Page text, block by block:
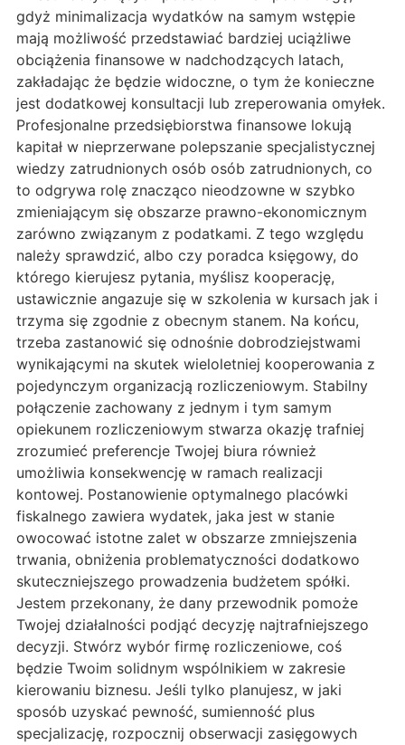
gdyż minimalizacja wydatków na samym wstępie
mają możliwość przedstawiać bardziej uciążliwe
obciążenia finansowe w nadchodzących latach,
zakładając że będzie widoczne, o tym że konieczne
jest dodatkowej konsultacji lub zreperowania omyłek.
Profesjonalne przedsiębiorstwa finansowe lokują
kapitał w nieprzerwane polepszanie specjalistycznej
wiedzy zatrudnionych osób osób zatrudnionych, co
to odgrywa rolę znacząco nieodzowne w szybko
zmieniającym się obszarze prawno-ekonomicznym
zarówno związanym z podatkami. Z tego względu
należy sprawdzić, albo czy poradca księgowy, do
którego kierujesz pytania, myślisz kooperację,
ustawicznie angazuje się w szkolenia w kursach jak i
trzyma się zgodnie z obecnym stanem. Na końcu,
trzeba zastanowić się odnośnie dobrodziejstwami
wynikającymi na skutek wieloletniej kooperowania z
pojedynczym organizacją rozliczeniowym. Stabilny
połączenie zachowany z jednym i tym samym
opiekunem rozliczeniowym stwarza okazję trafniej
zrozumieć preferencje Twojej biura również
umożliwia konsekwencję w ramach realizacji
kontowej. Postanowienie optymalnego placówki
fiskalnego zawiera wydatek, jaka jest w stanie
owocować istotne zalet w obszarze zmniejszenia
trwania, obniżenia problematyczności dodatkowo
skuteczniejszego prowadzenia budżetem spółki.
Jestem przekonany, że dany przewodnik pomoże
Twojej działalności podjąć decyzję najtrafniejszego
decyzji. Stwórz wybór firmę rozliczeniowe, coś
będzie Twoim solidnym wspólnikiem w zakresie
kierowaniu biznesu. Jeśli tylko planujesz, w jaki
sposób uzyskać pewność, sumienność plus
specjalizację, rozpocznij obserwacji zasięgowych